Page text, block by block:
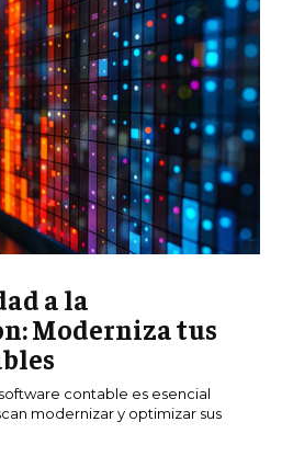
a la
Moderniza tus
contable es esencial
modernizar y optimizar sus